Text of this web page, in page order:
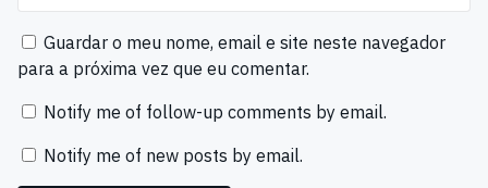
Guardar o meu nome, email e site neste navegador
para a próxima vez que eu comentar.
Notify me of follow-up comments by email.
Notify me of new posts by email.